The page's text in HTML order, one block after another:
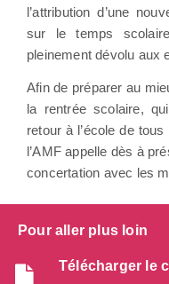
l’attribution d’une
sur le temps
pleinement dévolu aux
Afin de préparer au
la rentrée scolaire,
retour à l’école de
l’AMF appelle dès à
concertation avec les
Pour aller plus loin
Télécharger le